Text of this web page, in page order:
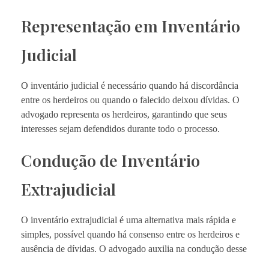
Representação em Inventário
Judicial
O inventário judicial é necessário quando há discordância
entre os herdeiros ou quando o falecido deixou dívidas. O
advogado representa os herdeiros, garantindo que seus
interesses sejam defendidos durante todo o processo.
Condução de Inventário
Extrajudicial
O inventário extrajudicial é uma alternativa mais rápida e
simples, possível quando há consenso entre os herdeiros e
ausência de dívidas. O advogado auxilia na condução desse